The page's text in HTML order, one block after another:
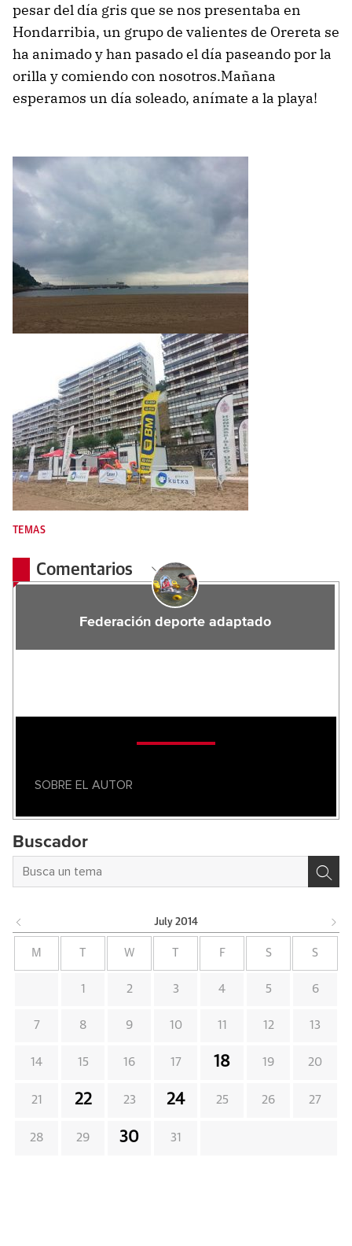
pesar del día gris que se nos presentaba en
Hondarribia, un grupo de valientes de Orereta se
ha animado y han pasado el día paseando por la
orilla y comiendo con nosotros.Mañana
esperamos un día soleado, anímate a la playa!
TEMAS
Comentarios
Federación deporte adaptado
SOBRE EL AUTOR
Buscador
July 2014
M W F S S
1 2 3 4 5 6
7 8 9 10 11 12 13
14 15 16 17 18 19 20
21 22 23 24 25 26 27
28 29 30 31